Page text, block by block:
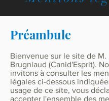
Préambule
Bienvenue sur le site de M.
Brugniaud (Canid'Esprit).
invitons à consulter les
légales ci-dessous
usage de ce site, vous
accepter l'ensemble des